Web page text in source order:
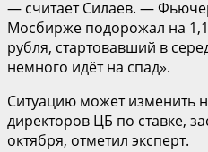
— считает Силаев. —
Мосбирже подорожал на 1,1
рубля, стартовавший в
немного идёт на спад».
Ситуацию может изменить
директоров ЦБ по ставке,
октября, отметил эксперт.